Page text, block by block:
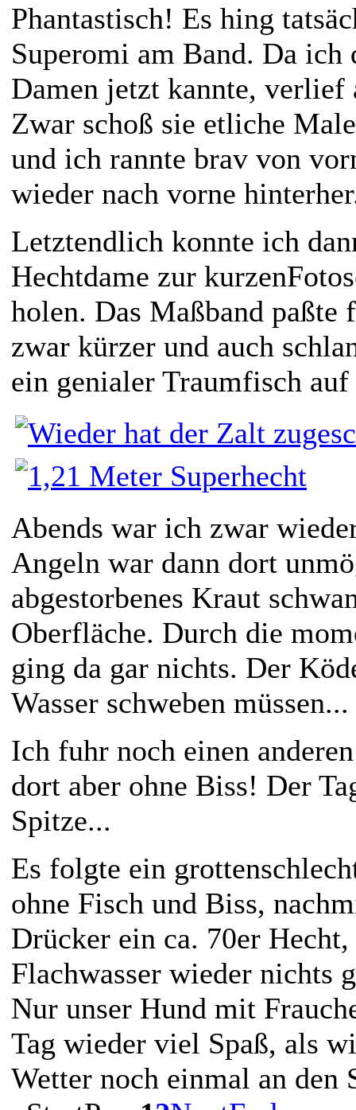
Phantastisch! Es hing
Superomi am Band. Da
Damen jetzt kannte, verlief
Zwar schoß sie etliche
und ich rannte brav von
wieder nach vorne
Letztendlich konnte ich
Hechtdame zur
holen. Das Maßband
zwar kürzer und auch
ein genialer Traumfisch
Abends war ich zwar
Angeln war dann dort
abgestorbenes Kraut
Oberfläche. Durch die
ging da gar nichts. Der
Wasser schweben
Ich fuhr noch einen
dort aber ohne Biss! Der
Spitze...
Es folgte ein
ohne Fisch und Biss,
Drücker ein ca. 70er
Flachwasser wieder nichts
Nur unser Hund mit
Tag wieder viel Spaß, als
Wetter noch einmal an den